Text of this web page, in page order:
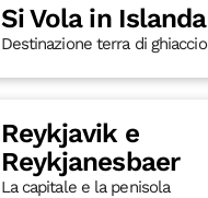
Si Vola in Islanda
Destinazione terra di ghiaccio
Reykjavik e
Reykjanesbaer
La capitale e la penisola